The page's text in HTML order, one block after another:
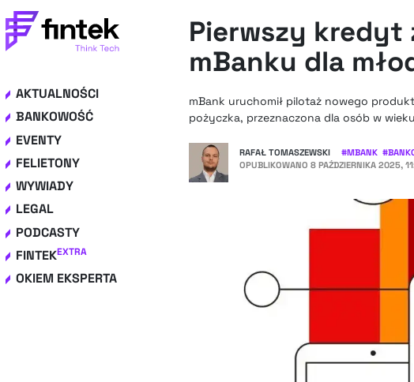
AKTUALNOŚCI
BANKOWOŚĆ
EVENTY
FELIETONY
WYWIADY
LEGAL
PODCASTY
FINTEKEXTRA
OKIEM EKSPERTA
Pierwszy kredyt
mBanku dla
mBank uruchomił pilotaż nowego
pożyczka, przeznaczona dla osób w
RAFAŁ TOMASZEWSKI #MBANK #
OPUBLIKOWANO 8 PAŹDZIERNIKA 2025,